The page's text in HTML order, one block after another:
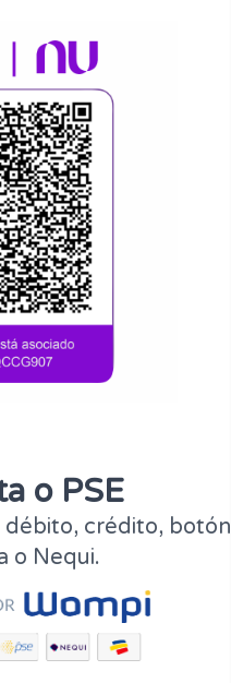
o PSE
débito, crédito, botón
o Nequi.